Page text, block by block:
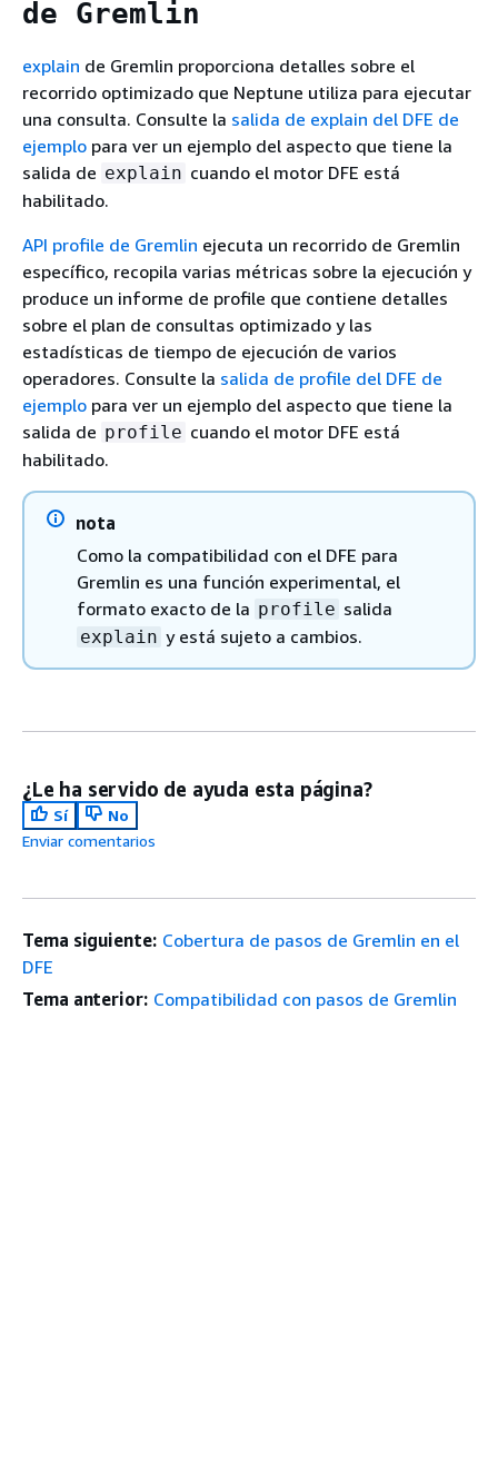
de Gremlin
explain de Gremlin proporciona detalles sobre el
recorrido optimizado que Neptune utiliza para ejecutar
una consulta. Consulte la salida de explain del DFE de
ejemplo para ver un ejemplo del aspecto que tiene la
salida de explain cuando el motor DFE está
habilitado.
API profile de Gremlin ejecuta un recorrido de Gremlin
específico, recopila varias métricas sobre la ejecución y
produce un informe de profile que contiene detalles
sobre el plan de consultas optimizado y las
estadísticas de tiempo de ejecución de varios
operadores. Consulte la salida de profile del DFE de
ejemplo para ver un ejemplo del aspecto que tiene la
salida de profile cuando el motor DFE está
habilitado.
nota
Como la compatibilidad con el DFE para
Gremlin es una función experimental, el
formato exacto de la profile salida
explain y está sujeto a cambios.
¿Le ha servido de ayuda esta página?
Sí
No
Enviar comentarios
Tema siguiente: Cobertura de pasos de Gremlin en el
DFE
Tema anterior: Compatibilidad con pasos de Gremlin